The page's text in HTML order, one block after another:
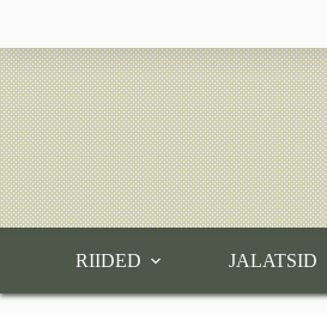
content
RIIDED JALATSID